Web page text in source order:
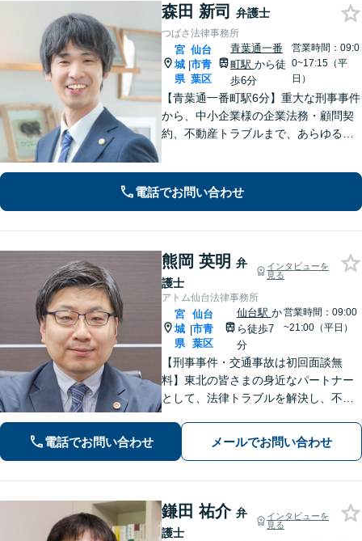
森田 新司 弁護士
つばさ法律事務所
宮
城
県
|
仙台
市青
葉区
青葉通一番
町駅 から徒
歩6分
営業時間：09:0
0~17:15（平
日）
【青葉通一番町駅6分】重大な刑事事件
から、中小企業様の企業法務・顧問契
約、不動産トラブルまで、あらゆる法
もございます。一人で抱え込まず、ま
電話でお問い合わせ
熊岡 英明 弁
護士
インタビューを
見る
アトム仙台法律事務所
宮
城
県
|
仙台
市青
葉区
仙台駅 か
ら徒歩7
分
営業時間：09:00
~21:00（平日）
【刑事事件・交通事故は初回面談無
料】東北の皆さまの身近なパートナー
として、法律トラブルを解決し、不安
す。どんな些細なお悩みでも大丈夫で
すので、まずはお気軽にご相談くださ
電話でお問い合わせ メールでお問い合わせ
鎌田 祐介 弁
護士
インタビューを
見る